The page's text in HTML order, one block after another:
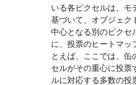
いる各ピクセルは、モ
基づいて、オブジェク
中心となる別のピクセ
に、投票のヒートマッ
とえば、ここでは、缶
セルがその重心に投票
ルに対応する多数の投